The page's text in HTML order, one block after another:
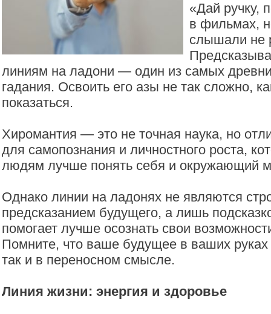
«Дай ручку,
в фильмах,
слышали не
линиям на ладони — один из самых
гадания. Освоить его азы не так сложно,
показаться.
Хиромантия — это не точная наука, но
для самопознания и личностного роста,
людям лучше понять себя и окружающий
Однако линии на ладонях не являются
предсказанием будущего, а лишь
помогает лучше осознать свои
Помните, что ваше будущее в ваших
так и в переносном смысле.
Линия жизни: энергия и здоровье